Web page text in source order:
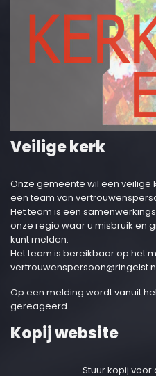
Veilige kerk
Onze gemeente wil een veilige
een team van
Het team is een
onze regio waar u misbruik en
kunt melden.
Het team is bereikbaar op het
Op een melding wordt vanuit
gereageerd.
Kopij website
Stuur kopij